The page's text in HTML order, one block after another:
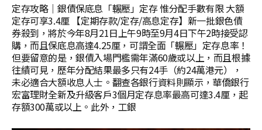
定存攻略｜銀債保底息「輾壓」定存 惟分配手數有限 大額
定存可享3.4厘 【定期存款/定存/高息定存】新一批銀色債
券殺到，將於今年8月21日上午9時至9月4日下午2時接受認
購，而且保底息高達4.25厘，可謂全面「輾壓」定存息率！
但要留意的是，銀債入場門檻需年滿60歲或以上，而且根據
往績可見，歷年分配結果最多只有24手（約24萬港元），
未必適合大額收息人士。翻查各銀行資料則顯示，華僑銀行
宏富理財全新及升級客戶3個月定存息率最高可達3.4厘，起
存額300萬或以上。此外，工銀